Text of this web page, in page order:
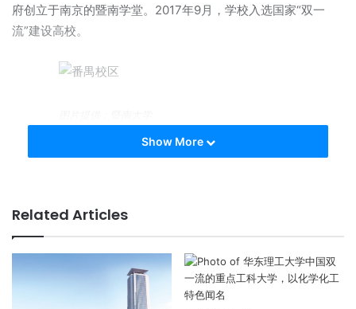
府创立于南京的暨南学堂。2017年9月，学校入选国家“双一
流”建设高校。
学校学科齐全，文理工医兼备，设有37个学院和研究生院。学
年1月教育部公布的全国高校学科评估排名中，我校7个一级学
科上榜，其中应用经济学、新闻传播学、中药学并列全国第
五，中国语言文学、统计学并列全国第八，基础医学列第十
一，光学工程列第十四。
学校目前有全日制学生40,029人，其中本科生27,836人，研
Show More
Related Articles